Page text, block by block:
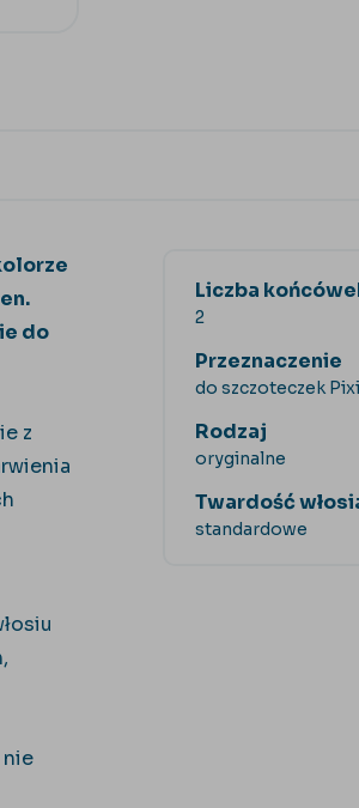
do
z
nie
Liczba
2
Przeznaczenie
do szczoteczek
Rodzaj
oryginalne
Twardość
standardowe